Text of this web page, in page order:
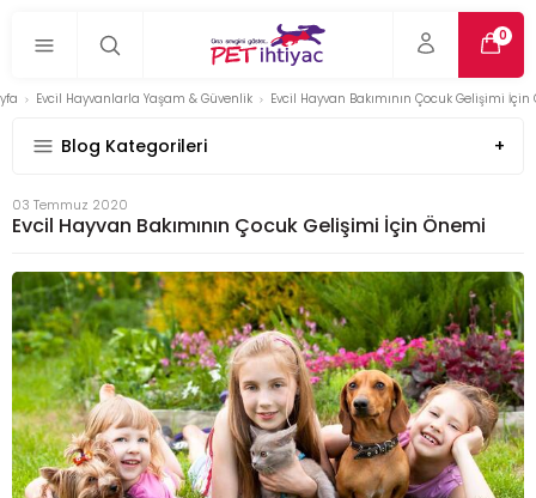
0
Evcil Hayvanlarla Yaşam & Güvenlik Evcil Hayvan Bakımının Çocuk Gelişimi
Blog Kategorileri
Evcil Hayvan Bakımının Çocuk Gelişimi İçin Önemi
03 Temmuz 2020